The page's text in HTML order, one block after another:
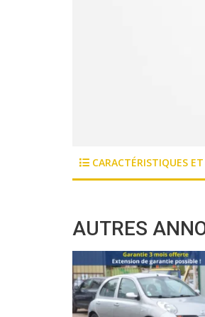
CARACTÉRISTIQUES
AUTRES